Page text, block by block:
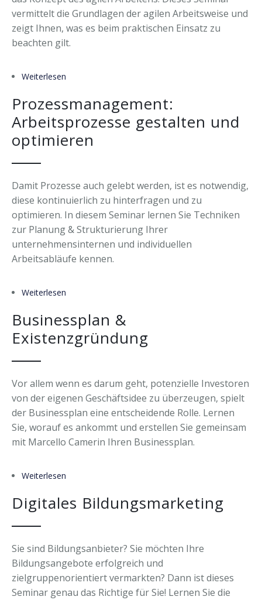
Forschung & Lehre
Change Leader
Keynote Speaker
Ihr Nutzen
Auszeichnungen
Veröffentlichungen
Merchandise
Downloads
Presseberichte
vermittelt die Grundlagen der agilen Arbeitsweise und
zeigt Ihnen, was es beim praktischen Einsatz zu
beachten gilt.
Weiterlesen
Prozessmanagement:
Arbeitsprozesse gestalten und
optimieren
Damit Prozesse auch gelebt werden, ist es notwendig,
diese kontinuierlich zu hinterfragen und zu
optimieren. In diesem Seminar lernen Sie Techniken
zur Planung & Strukturierung Ihrer
unternehmensinternen und individuellen
Arbeitsabläufe kennen.
Weiterlesen
Businessplan &
Existenzgründung
Vor allem wenn es darum geht, potenzielle Investoren
von der eigenen Geschäftsidee zu überzeugen, spielt
der Businessplan eine entscheidende Rolle. Lernen
Sie, worauf es ankommt und erstellen Sie gemeinsam
mit Marcello Camerin Ihren Businessplan.
Weiterlesen
Digitales Bildungsmarketing
Sie sind Bildungsanbieter? Sie möchten Ihre
Bildungsangebote erfolgreich und
zielgruppenorientiert vermarkten? Dann ist dieses
Seminar genau das Richtige für Sie! Lernen Sie die